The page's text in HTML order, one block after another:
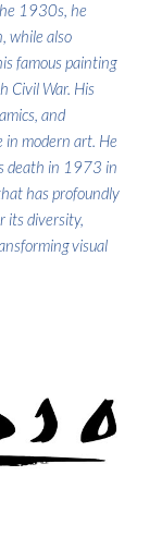
1930s, he
while also
famous painting
Civil War. His
and
in modern art. He
death in 1973 in
has profoundly
its diversity,
visual